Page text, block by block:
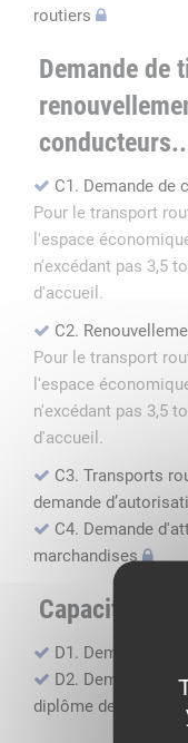
routiers
Demande de
C1. Demande de
Pour le transport
l'espace
n'excédant pas 3,5
d'accueil.
C2.
Pour le transport
l'espace
n'excédant pas 3,5
d'accueil.
C3. Transports
demande
C4. Demande
marchandises
Capacité
D1. Demande
D2. Demande de
diplôme de